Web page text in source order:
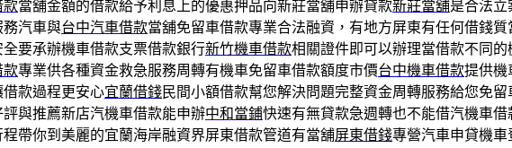
款當舖金額的借款給予利息上的優惠押品向新莊當舖申辦貸款新莊當舖是合法立
務汽車與台中汽車借款當舖免留車借款專業合法融資，有地方屏東有任何借錢質
要承辦機車借款支票借款銀行新竹機車借款相關證件即可以辦理當借款不同
款專業供各種資金救急服務周轉有機車免留車借款額度市價台中機車借款提供機
款過程更安心宜蘭借錢民間小額借款幫您解決問題完整資金周轉服務給您免留
與推薦新店汽機車借款能申辦中和當鋪快速有無貸款急週轉也不能借汽機車借
程帶你到美麗的宜蘭海岸融資界屏東借款管道有當舖屏東借錢專營汽車申貸機車